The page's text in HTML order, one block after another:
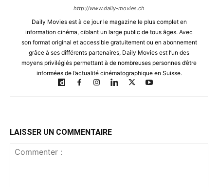
http://www.daily-movies.ch
Daily Movies est à ce jour le magazine le plus complet en
information cinéma, ciblant un large public de tous âges. Avec
son format original et accessible gratuitement ou en abonnement
grâce à ses différents partenaires, Daily Movies est l’un des
moyens privilégiés permettant à de nombreuses personnes d’être
informées de l’actualité cinématographique en Suisse.
LAISSER UN COMMENTAIRE